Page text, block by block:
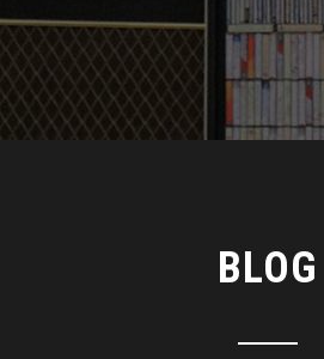
BLOG